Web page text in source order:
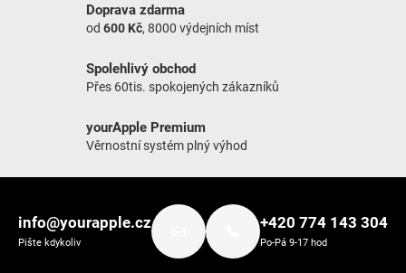
Doprava zdarma
od 600 Kč, 8000 výdejních míst
Spolehlivý obchod
Přes 60tis. spokojených zákazníků
yourApple Premium
Věrnostní systém plný výhod
info@yourapple.cz
Pište kdykoliv
+420 774 143 304
Po-Pá 9-17 hod